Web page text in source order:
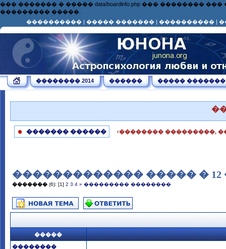
��� ������� � ����� data/boardinfo.php ���
��������� �����.
���������� | ����� ������� | ���������� |
�������� 2014 ������ ����� �������
������� ������ ‹�������� ���������,
������������� ����� �
������� (6): [1] 2 3 4 » ��������� ��������
�����
��������